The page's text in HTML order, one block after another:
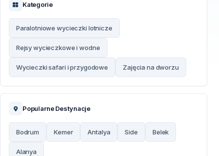
Kategorie
Paralotniowe wycieczki lotnicze
Rejsy wycieczkowe i wodne
Wycieczki safari i przygodowe Zajęcia na dworzu
Popularne Destynacje
Bodrum Kemer Antalya Side Belek
Alanya